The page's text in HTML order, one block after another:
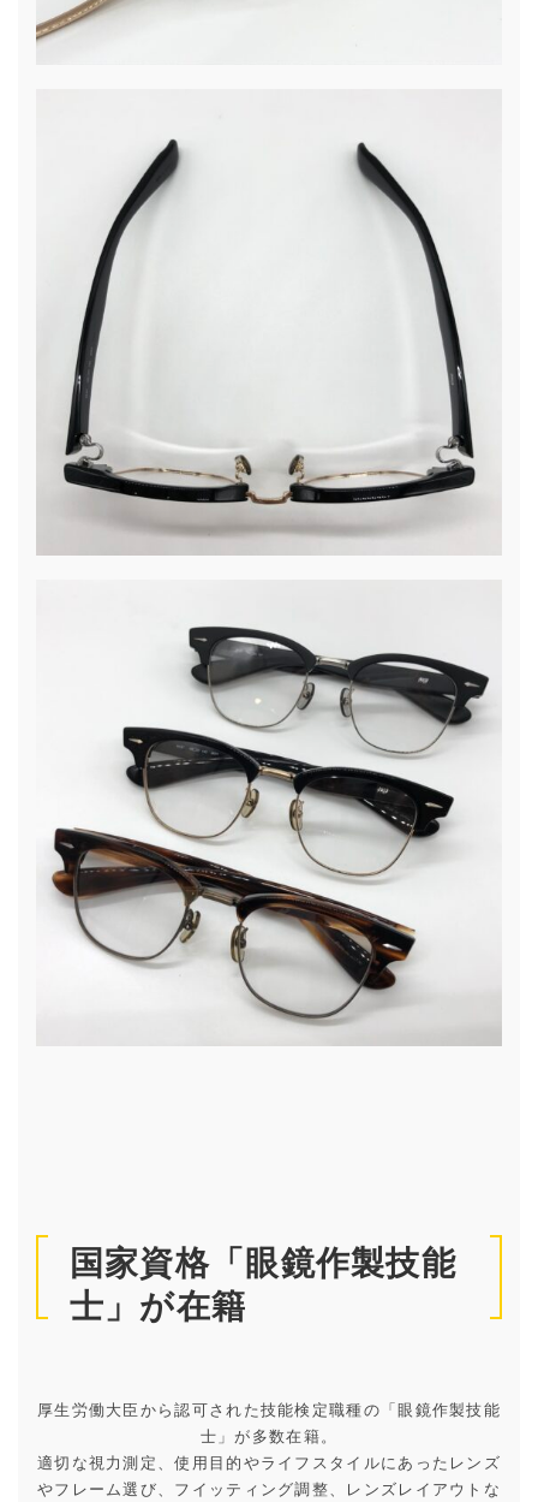
国家資格「眼鏡作製技能
士」が在籍
厚生労働大臣から認可された技能検定職種の「眼鏡作製技能
士」が多数在籍。
適切な視力測定、使用目的やライフスタイルにあったレンズ
やフレーム選び、フイッティング調整、レンズレイアウトな